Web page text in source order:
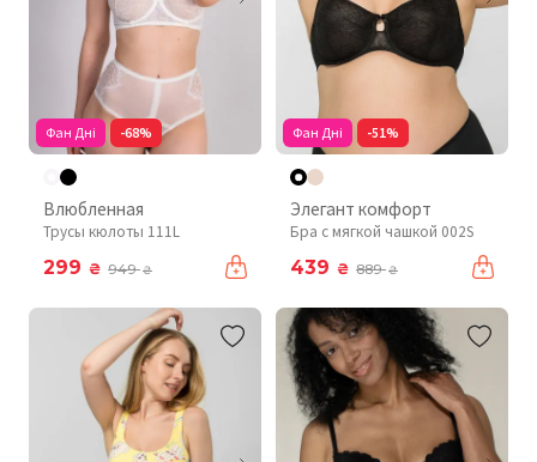
Фан Дні -68%
Влюбленная
Трусы кюлоты 111L
299 ₴ 949₴
Фан Дні -51%
Элегант комфорт
Бра с мягкой чашкой 002S
439 ₴ 889₴